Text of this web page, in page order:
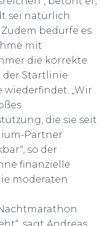
sei natürlich
bedürfe es
mit
die korrekte
der Startlinie
„Wir
die sie seit
Partner
so der
finanzielle
moderaten